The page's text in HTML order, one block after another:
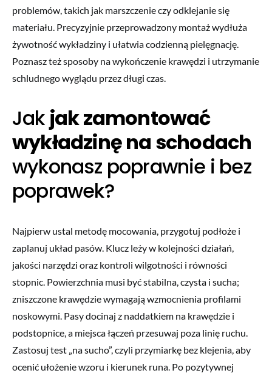
problemów, takich jak marszczenie czy odklejanie się
materiału. Precyzyjnie przeprowadzony montaż wydłuża
żywotność wykładziny i ułatwia codzienną pielęgnację.
Poznasz też sposoby na wykończenie krawędzi i utrzymanie
schludnego wyglądu przez długi czas.
Jak jak zamontować
wykładzinę na schodach
wykonasz poprawnie i bez
poprawek?
Najpierw ustal metodę mocowania, przygotuj podłoże i
zaplanuj układ pasów. Klucz leży w kolejności działań,
jakości narzędzi oraz kontroli wilgotności i równości
stopnic. Powierzchnia musi być stabilna, czysta i sucha;
zniszczone krawędzie wymagają wzmocnienia profilami
noskowymi. Pasy docinaj z naddatkiem na krawędzie i
podstopnice, a miejsca łączeń przesuwaj poza linię ruchu.
Zastosuj test „na sucho”, czyli przymiarkę bez klejenia, aby
ocenić ułożenie wzoru i kierunek runa. Po pozytywnej